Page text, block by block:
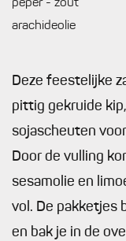
peper - zout
arachideolie
Deze feestelijke
pittig gekruide
sojascheuten
Door de vulling
sesamolie en
vol. De pakketjes
en bak je in de